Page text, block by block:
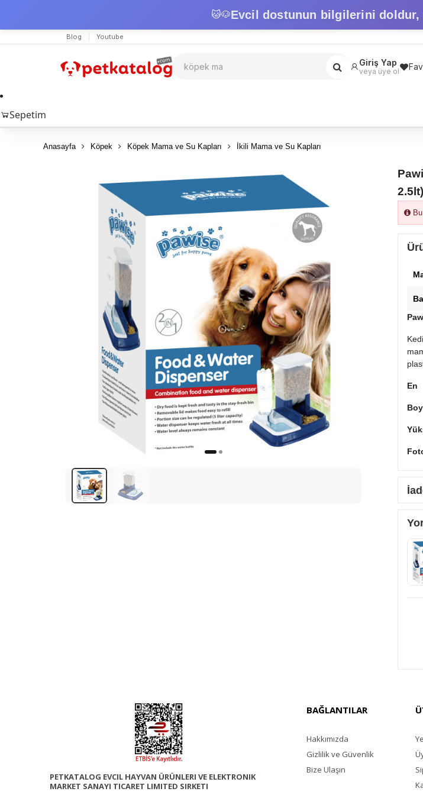
🐱🐶Evcil dostunun bilgilerini doldur,
Blog Youtube
Giriş Yap
veya üye ol
Sepetim
Anasayfa Köpek Köpek Mama ve Su Kapları İkili Mama ve Su Kapları
2.5lt)
Bu
PETKATALOG EVCIL HAYVAN ÜRÜNLERI VE ELEKTRONIK
MARKET SANAYI TICARET LIMITED SIRKETI
BAĞLANTILAR
Hakkımızda
Gizlilik ve Güvenlik
Bize Ulaşın